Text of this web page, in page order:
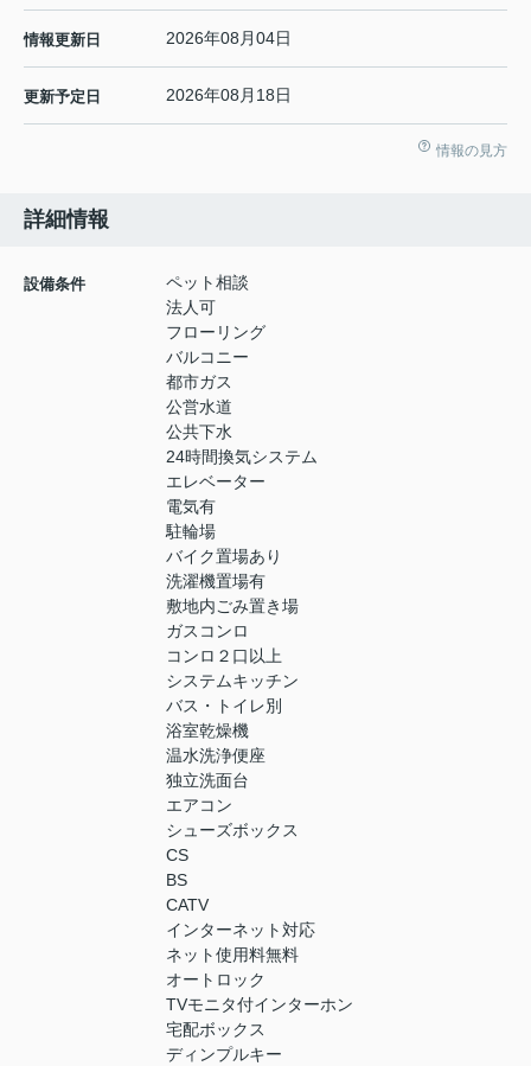
情報更新日 2026年08月04日
更新予定日 2026年08月18日
情報の見方
詳細情報
設備条件
ペット相談
法人可
フローリング
バルコニー
都市ガス
公営水道
公共下水
24時間換気システム
エレベーター
電気有
駐輪場
バイク置場あり
洗濯機置場有
敷地内ごみ置き場
ガスコンロ
コンロ２口以上
システムキッチン
バス・トイレ別
浴室乾燥機
温水洗浄便座
独立洗面台
エアコン
シューズボックス
CS
BS
CATV
インターネット対応
ネット使用料無料
オートロック
TVモニタ付インターホン
宅配ボックス
ディンプルキー